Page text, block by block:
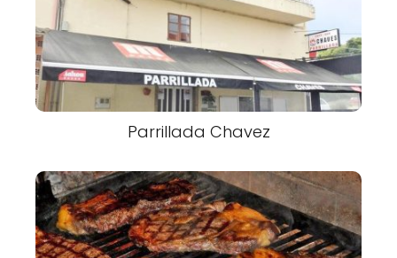
Parrillada Chavez